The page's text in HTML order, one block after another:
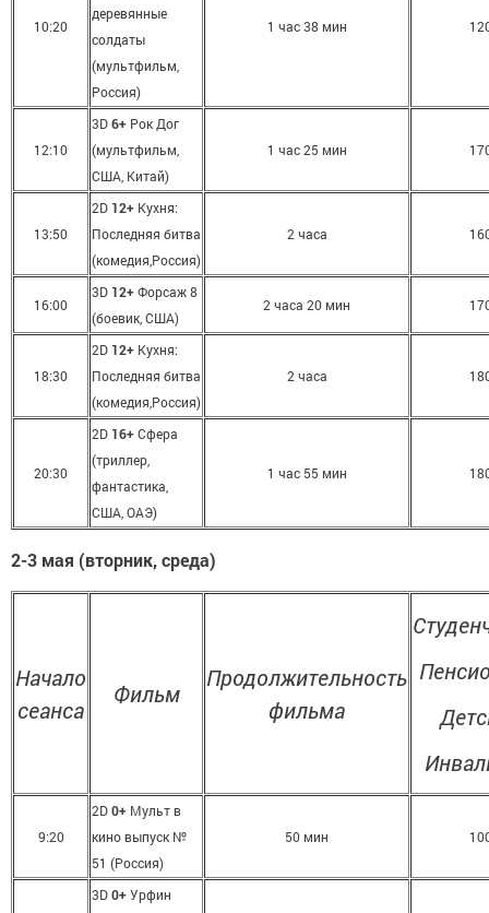
10:20
деревянные
солдаты
(мультфильм,
Россия)
1 час 38 мин
12:10
3D6+ Рок Дог
(мультфильм,
США, Китай)
1 час 25 мин
13:50
2D 12+ Кухня:
Последняя битва
(комедия,Россия)
2 часа
16:00
3D 12+Форсаж 8
(боевик, США)
2 часа 20 мин
18:30
2D 12+ Кухня:
Последняя битва
(комедия,Россия)
2 часа
20:30
2D 16+Сфера
(триллер,
фантастика,
США, ОАЭ)
1 час 55 мин
2-3 мая (вторник, среда)
Начало
сеанса
Фильм
Продолжительность
фильма
9:20
2D0+ Мульт в
кино выпуск №
51 (Россия)
50 мин
3D0+Урфин